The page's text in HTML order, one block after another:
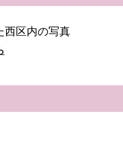
西区内の写真